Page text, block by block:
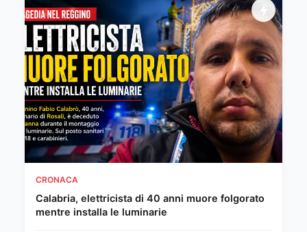
CRONACA
Calabria, elettricista di 40 anni muore folgorato
mentre installa le luminarie